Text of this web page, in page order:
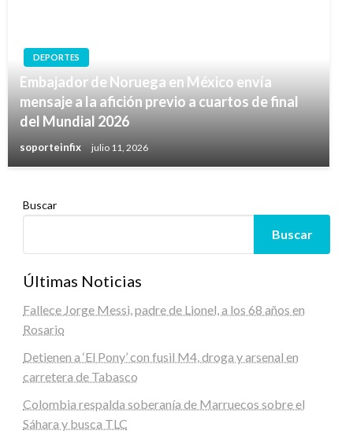
DEPORTES
Embajador de Noruega en México envía
mensaje a la afición previo a cuartos de final
del Mundial 2026
soporteinfix julio 11, 2026
Buscar
Buscar
Últimas Noticias
Fallece Jorge Messi, padre de Lionel, a los 68 años en
Rosario
Detienen a ‘El Pony’ con fusil M4, droga y arsenal en
carretera de Tabasco
Colombia respalda soberanía de Marruecos sobre el
Sáhara y busca TLC